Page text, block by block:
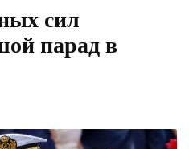
сил
парад в